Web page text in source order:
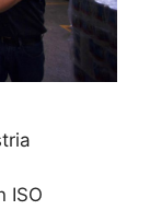
ISO